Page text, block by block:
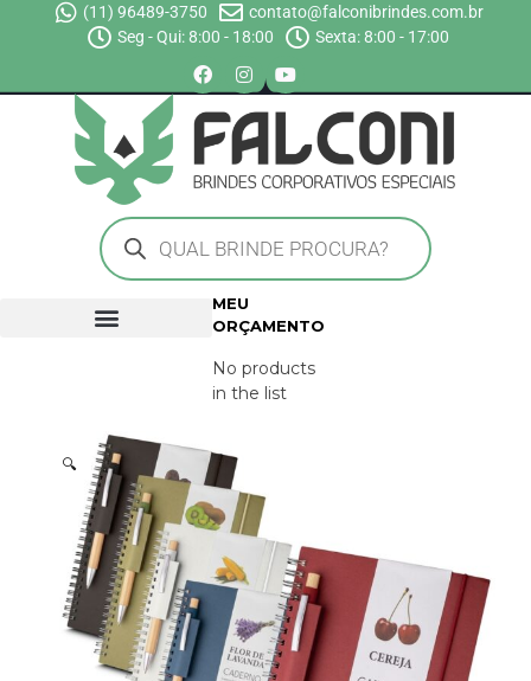
(11) 96489-3750
contato@falconibrindes.com.br
Seg - Qui: 8:00 - 18:00
Sexta: 8:00 - 17:00
MEU
ORÇAMENTO
No products
in the list
🔍